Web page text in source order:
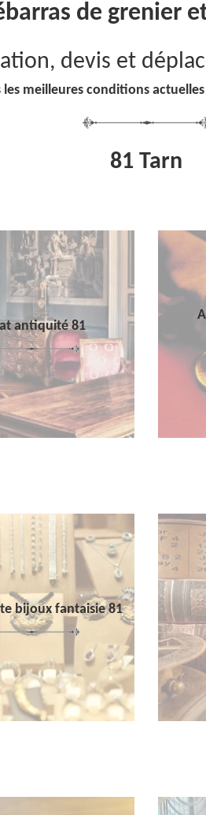
de grenier
devis et
les meilleures conditions
81 Tarn
antiquité 81
bijoux fantaisie 81